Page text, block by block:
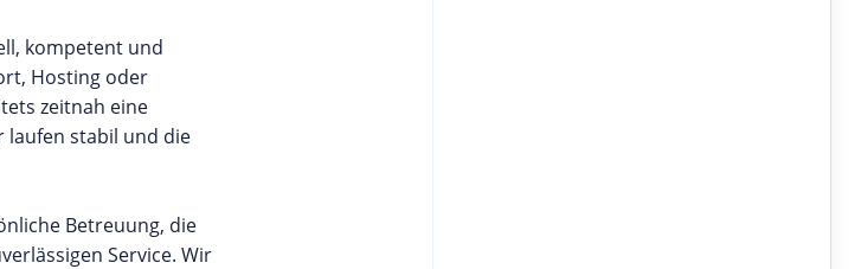
kompetent und
Hosting oder
zeitnah eine
laufen stabil und die
Betreuung, die
Service. Wir